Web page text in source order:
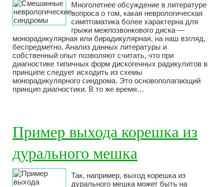
Многолетнее обсуждение в литературе
вопроса о том, какая неврологическая
симптоматика более характерна для
грыжи межпозвонкового диска —
монорадикулярная или бирадикулярная, на наш взгляд,
беспредметно. Анализ данных литературы и
собственный опыт позволяют считать, что при
диагностике типичных форм дискогенных радикулитов в
принципе следует исходить из схемы
монорадикулярного синдрома. Это основополагающий
принцип диагностики. В то же время…
Пример выхода корешка из
дурального мешка
Так, например, выход корешка из
дурального мешка может быть на